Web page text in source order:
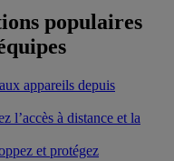
populaires
appareils depuis
l’accès à distance et la
et protégez